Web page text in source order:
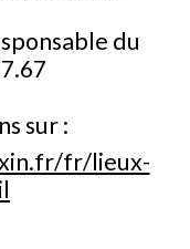
du
.67
sur :
fr/lieux-